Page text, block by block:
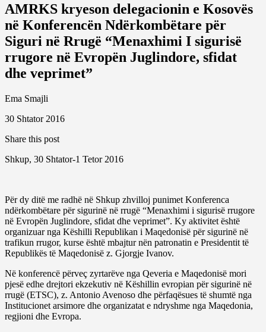
AMRKS kryeson delegacionin e Kosovës
në Konferencën Ndërkombëtare për
Siguri në Rrugë “Menaxhimi I sigurisë
rrugore në Evropën Juglindore, sfidat
dhe veprimet”
Ema Smajli
30 Shtator 2016
Share this post
Shkup, 30 Shtator-1 Tetor 2016
Për dy ditë me radhë në Shkup zhvilloj punimet Konferenca
ndërkombëtare për sigurinë në rrugë “Menaxhimi i sigurisë rrugore
në Evropën Juglindore, sfidat dhe veprimet”. Ky aktivitet është
organizuar nga Këshilli Republikan i Maqedonisë për sigurinë në
trafikun rrugor, kurse është mbajtur nën patronatin e Presidentit të
Republikës të Maqedonisë z. Gjorgje Ivanov.
Në konferencë përveç zyrtarëve nga Qeveria e Maqedonisë mori
pjesë edhe drejtori ekzekutiv në Këshillin evropian për sigurinë në
rrugë (ETSC), z. Antonio Avenoso dhe përfaqësues të shumtë nga
Institucionet arsimore dhe organizatat e ndryshme nga Maqedonia,
regjioni dhe Evropa.